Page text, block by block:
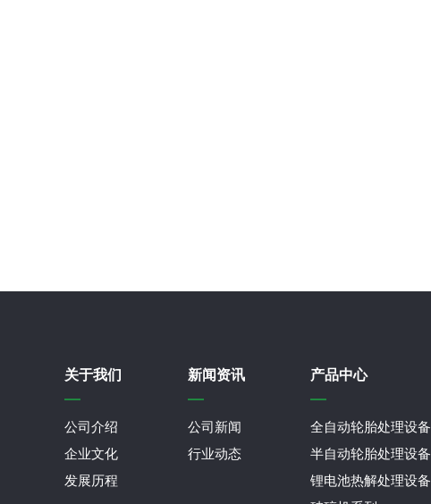
关于我们
公司介绍
企业文化
发展历程
新闻资讯
公司新闻
行业动态
产品中心
全自动轮胎处理设备
半自动轮胎处理设备
锂电池热解处理设备